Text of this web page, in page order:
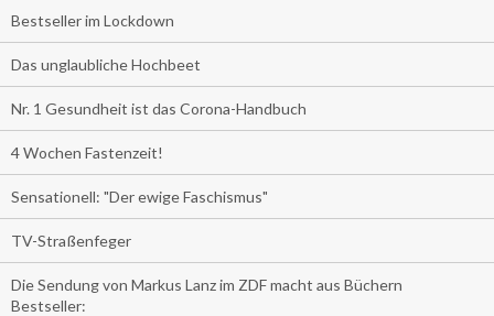
Bestseller im Lockdown
Das unglaubliche Hochbeet
Nr. 1 Gesundheit ist das Corona-Handbuch
4 Wochen Fastenzeit!
Sensationell: "Der ewige Faschismus"
TV-Straßenfeger
Die Sendung von Markus Lanz im ZDF macht aus Büchern
Bestseller: